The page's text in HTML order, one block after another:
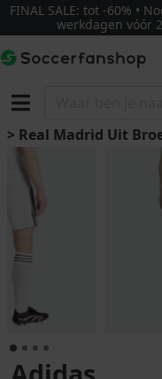
FINAL SALE: tot -60% •
werkdagen vóór
> Real Madrid Uit